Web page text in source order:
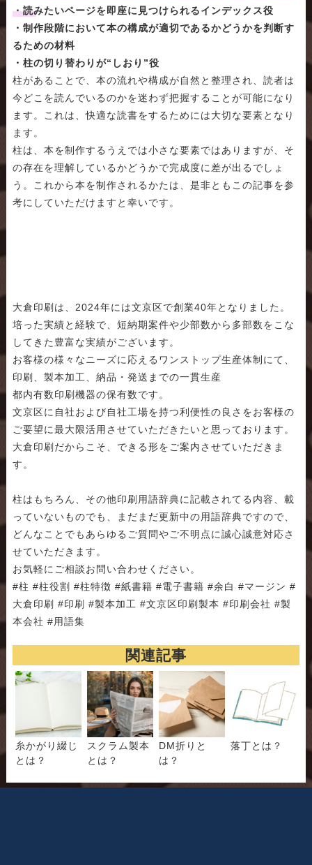
・読みたいページを即座に見つけられるインデックス役
・制作段階において本の構成が適切であるかどうかを判断す
るための材料
・柱の切り替わりが“しおり”役
柱があることで、本の流れや構成が自然と整理され、読者は
今どこを読んでいるのかを迷わず把握することが可能になり
ます。これは、快適な読書をするためには大切な要素となり
ます。
柱は、本を制作するうえでは小さな要素ではありますが、そ
の存在を理解しているかどうかで完成度に差が出るでしょ
う。これから本を制作されるかたは、是非ともこの記事を参
考にしていただけますと幸いです。
大倉印刷は、2024年には文京区で創業40年となりました。
培った実績と経験で、短納期案件や少部数から多部数をこな
してきた豊富な実績がございます。
お客様の様々なニーズに応えるワンストップ生産体制にて、
印刷、製本加工、納品・発送までの一貫生産
都内有数印刷機器の保有数です。
文京区に自社および自社工場を持つ利便性の良さをお客様の
ご要望に最大限活用させていただきたいと思っております。
大倉印刷だからこそ、できる形をご案内させていただきま
す。
柱はもちろん、その他印刷用語辞典に記載されてる内容、載
っていないものでも、まだまだ更新中の用語辞典ですので、
どんなことでもあらゆるご質問やご不明点に誠心誠意対応さ
せていただきます。
お気軽にご相談お問い合わせください。
#柱 #柱役割 #柱特徴 #紙書籍 #電子書籍 #余白 #マージン #
大倉印刷 #印刷 #製本加工 #文京区印刷製本 #印刷会社 #製
本会社 #用語集
関連記事
糸かがり綴じ
とは？
スクラム製本
とは？
DM折りと
は？
落丁とは？